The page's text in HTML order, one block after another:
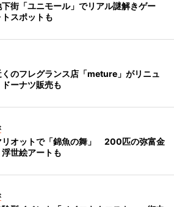
街「ユニモール」でリアル謎解きゲー
スポットも
のフレグランス店「meture」がリニュ
ーナツ販売も
リオットで「錦魚の舞」 200匹の弥富金
世絵アートも